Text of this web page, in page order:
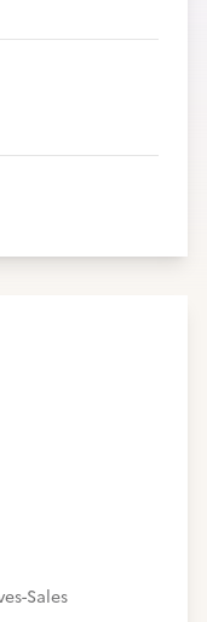
Sales